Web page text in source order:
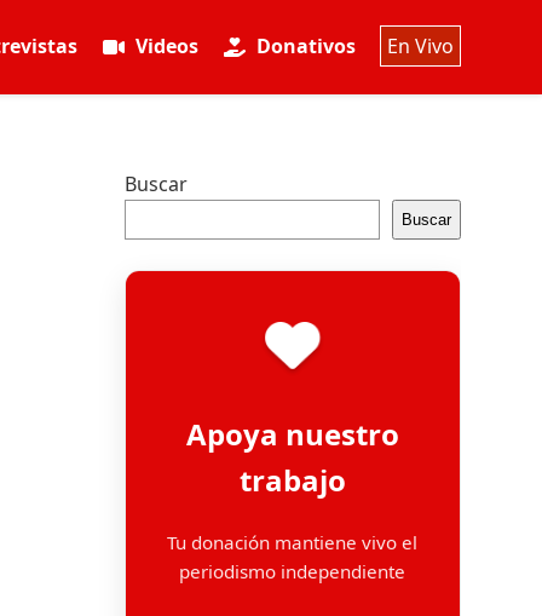
Videos Donativos En Vivo
Buscar
Buscar
Apoya nuestro
trabajo
Tu donación mantiene vivo el
periodismo independiente